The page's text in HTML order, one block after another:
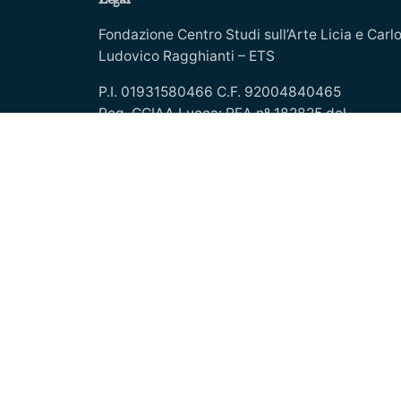
Fondazione Centro Studi sull’Arte Licia e Carlo
Ludovico Ragghianti – ETS
P.I. 01931580466 C.F. 92004840465
Reg. CCIAA Lucca: REA nº 182825 del